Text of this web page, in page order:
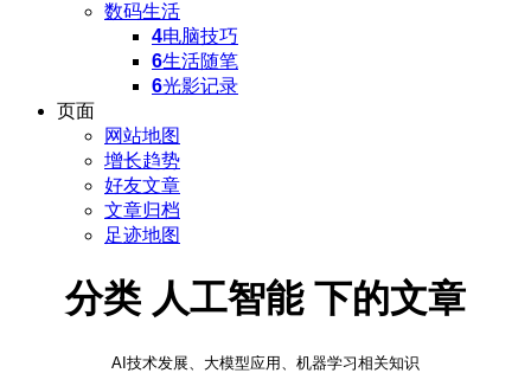
数码生活
4电脑技巧
6生活随笔
6光影记录
页面
网站地图
增长趋势
好友文章
文章归档
足迹地图
分类 人工智能 下的文章
AI技术发展、大模型应用、机器学习相关知识